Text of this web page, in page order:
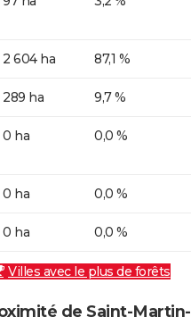
2 604 ha 87,1 %
289 ha 9,7 %
0 ha 0,0 %
0 ha 0,0 %
0 ha 0,0 %
Villes avec le plus de forêts
de Saint-Martin-